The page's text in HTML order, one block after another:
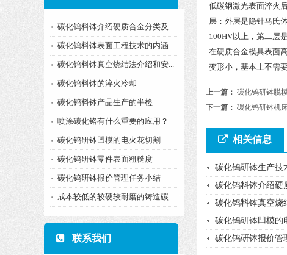
碳化钨料钵介绍硬质合金分类及...
碳化钨料钵表面工程技术的内涵
碳化钨料钵真空烧结法介绍和安...
碳化钨料钵的淬火冷却
碳化钨料钵产品生产的半检
喷涂碳化铬有什么重要的应用？
碳化钨研钵凹模的电火花切割
碳化钨研钵零件表面粗糙度
碳化钨研钵报价管理任务小结
成本较低的较硬较耐磨的铸造碳...
联系我们
低碳钢激光表面淬火
层：外层是隐针马氏
100HV以上，第二层
在硬质合金模具表面
变形小，基本上不需
上一篇： 碳化钨研钵脱
下一篇： 碳化钨研钵机
相关信息
碳化钨研钵生产技
碳化钨料钵介绍硬
碳化钨料钵真空烧
碳化钨研钵凹模的
碳化钨研钵报价管